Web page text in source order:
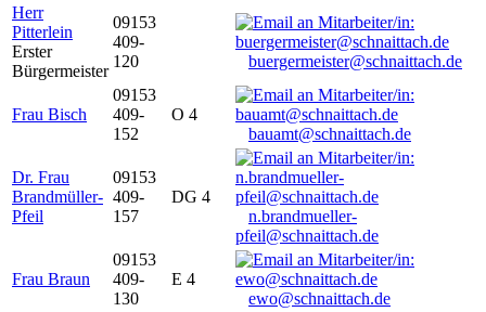
Herr
Pitterlein
Erster
Bürgermeister
09153
409-
120
buergermeister@schnaittach.de
Frau Bisch
09153
409-
152
O 4
bauamt@schnaittach.de
Dr. Frau
Brandmüller-
Pfeil
09153
409-
157
DG 4
n.brandmueller-
pfeil@schnaittach.de
Frau Braun
09153
409-
130
E 4
ewo@schnaittach.de